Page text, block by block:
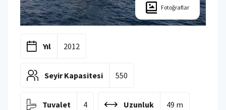
Fotoğraflar
Yıl 2012
Seyir Kapasitesi 550
Tuvalet 4 Uzunluk 49 m